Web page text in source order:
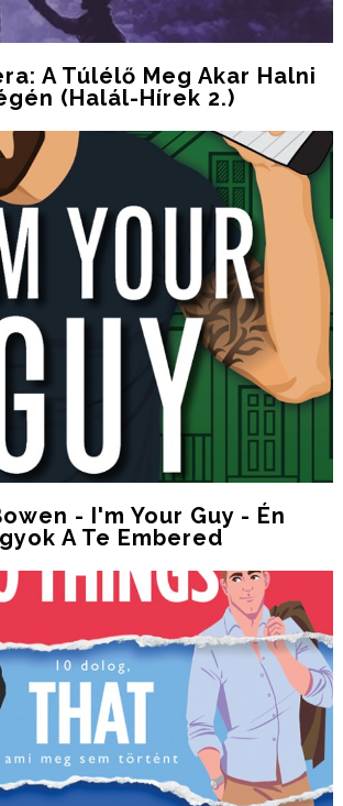
A ​túlélő Meg Akar Halni
(Halál-Hírek 2.)
- I'm Your Guy - Én
A Te Embered